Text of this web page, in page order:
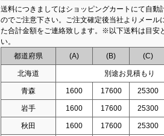
送料につきましてはショッピングカートにて自動
のでご注意下さい。ご注文確定後当社よりメール
た合計金額をご連絡致します。※以下送料は目安
い。
都道府県
(A) (B) (C)
北海道 別途お見積もり
青森 1600 17600 25300
岩手 1600 17600 25300
秋田 1600 17600 25300